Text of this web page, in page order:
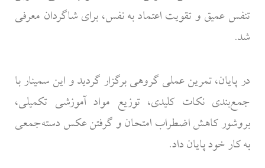
تنفس عمیق و تقویت اعتماد به نفس، برای شاگردان معرفی
شد.
در پایان، تمرین عملی گروهی برگزار گردید و این سمینار با
جمع‌بندی نکات کلیدی، توزیع مواد آموزشی تکمیلی،
بروشور کاهش اضطراب امتحان و گرفتن عکس دسته‌جمعی
به کار خود پایان داد.